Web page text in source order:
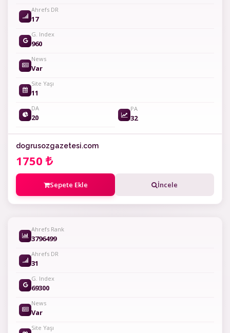
Ahrefs DR
17
G. Index
960
News
Var
Site Yaşı
11
DA
20
PA
32
dogrusozgazetesi.com
1750
Sepete Ekle İncele
Ahrefs Rank
3796499
Ahrefs DR
31
G. Index
69300
News
Var
Site Yaşı